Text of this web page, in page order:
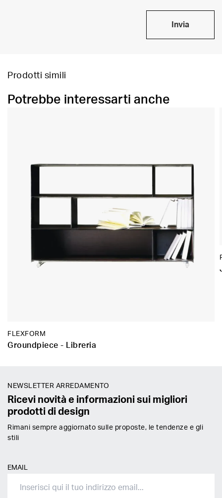
Invia
Prodotti simili
Potrebbe interessarti anche
FLEXFORM
Groundpiece - Libreria
NEWSLETTER ARREDAMENTO
Ricevi novità e informazioni sui migliori
prodotti di design
Rimani sempre aggiornato sulle proposte, le tendenze e gli
stili
EMAIL